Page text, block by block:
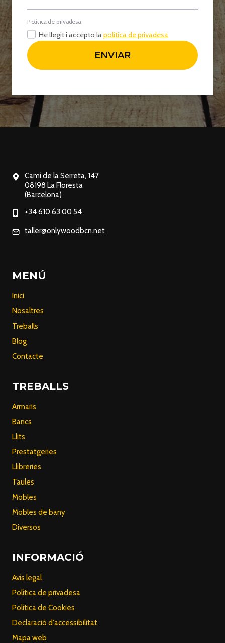
Política de privadesa
He llegit i accepto lapolítica de privadesa
ENVIAR
Camí de la Serreta, 147
08198 La Floresta
(Barcelona)
+34 610 63 00 54
taller@onlywoodbcn.net
MENÚ
Inici
Nosaltres
Treballs
Blog
Contacte
TREBALLS
Armaris
Bancs
Llits
Prestatgeries
Llibreries
Taules
Mobles
Mobles de bany
Diversos
INFORMACIÓ
Avís legal
Política de privadesa
Política de Cookies
Declaració d'accessibilitat
Mapa web